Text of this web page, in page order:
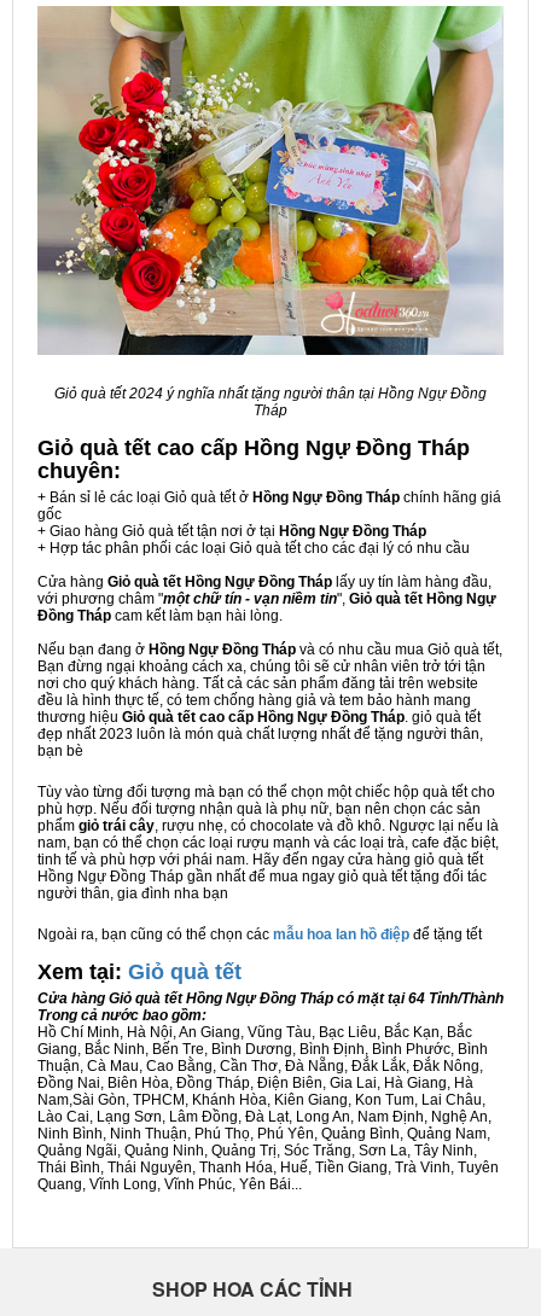
Giỏ quà tết 2024 ý nghĩa nhất tặng người thân tại Hồng Ngự Đồng
Tháp
Giỏ quà tết cao cấp Hồng Ngự Đồng Tháp
chuyên:
+ Bán sỉ lẻ các loại Giỏ quà tết ở Hồng Ngự Đồng Tháp chính hãng giá
gốc
+ Giao hàng Giỏ quà tết tận nơi ở tại Hồng Ngự Đồng Tháp
+ Hợp tác phân phối các loại Giỏ quà tết cho các đại lý có nhu cầu
Cửa hàng Giỏ quà tết Hồng Ngự Đồng Tháp lấy uy tín làm hàng đầu,
với phương châm "một chữ tín - vạn niềm tin", Giỏ quà tết Hồng Ngự
Đồng Tháp cam kết làm bạn hài lòng.
Nếu bạn đang ở Hồng Ngự Đồng Tháp và có nhu cầu mua Giỏ quà tết,
Bạn đừng ngại khoảng cách xa, chúng tôi sẽ cử nhân viên trở tới tận
nơi cho quý khách hàng. Tất cả các sản phẩm đăng tải trên website
đều là hình thực tế, có tem chống hàng giả và tem bảo hành mang
thương hiệu Giỏ quà tết cao cấp Hồng Ngự Đồng Tháp. giỏ quà tết
đẹp nhất 2023 luôn là món quà chất lượng nhất để tặng người thân,
bạn bè
Tùy vào từng đối tượng mà bạn có thể chọn một chiếc hộp quà tết cho
phù hợp. Nếu đối tượng nhận quà là phụ nữ, bạn nên chọn các sản
phẩm giỏ trái cây, rượu nhẹ, có chocolate và đồ khô. Ngược lại nếu là
nam, bạn có thể chọn các loại rượu mạnh và các loại trà, cafe đặc biệt,
tinh tế và phù hợp với phái nam. Hãy đến ngay cửa hàng giỏ quà tết
Hồng Ngự Đồng Tháp gần nhất để mua ngay giỏ quà tết tặng đối tác
người thân, gia đình nha bạn
Ngoài ra, bạn cũng có thể chọn các mẫu hoa lan hồ điệp để tặng tết
Xem tại: Giỏ quà tết
Cửa hàng Giỏ quà tết Hồng Ngự Đồng Tháp có mặt tại 64 Tỉnh/Thành
Trong cả nước bao gồm:
Hồ Chí Minh, Hà Nội, An Giang, Vũng Tàu, Bạc Liêu, Bắc Kạn, Bắc
Giang, Bắc Ninh, Bến Tre, Bình Dương, Bình Định, Bình Phước, Bình
Thuận, Cà Mau, Cao Bằng, Cần Thơ, Đà Nẵng, Đắk Lắk, Đắk Nông,
Đồng Nai, Biên Hòa, Đồng Tháp, Điện Biên, Gia Lai, Hà Giang, Hà
Nam,Sài Gòn, TPHCM, Khánh Hòa, Kiên Giang, Kon Tum, Lai Châu,
Lào Cai, Lạng Sơn, Lâm Đồng, Đà Lạt, Long An, Nam Định, Nghệ An,
Ninh Bình, Ninh Thuận, Phú Thọ, Phú Yên, Quảng Bình, Quảng Nam,
Quảng Ngãi, Quảng Ninh, Quảng Trị, Sóc Trăng, Sơn La, Tây Ninh,
Thái Bình, Thái Nguyên, Thanh Hóa, Huế, Tiền Giang, Trà Vinh, Tuyên
Quang, Vĩnh Long, Vĩnh Phúc, Yên Bái...
SHOP HOA CÁC TỈNH